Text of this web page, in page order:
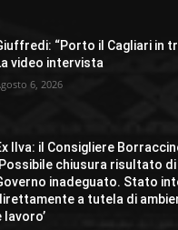
“Porto il Cagliari in
video intervista
6, 2026
Ilva: il Consigliere
chiusura risultato di
inadeguato. Stato
a tutela di
lavoro’